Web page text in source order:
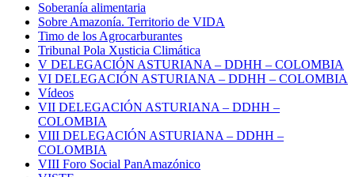
Soberanía alimentaria
Sobre Amazonía. Territorio de VIDA
Timo de los Agrocarburantes
Tribunal Pola Xusticia Climática
V DELEGACIÓN ASTURIANA – DDHH – COLOMBIA
VI DELEGACIÓN ASTURIANA – DDHH – COLOMBIA
Vídeos
VII DELEGACIÓN ASTURIANA – DDHH –
COLOMBIA
VIII DELEGACIÓN ASTURIANA – DDHH –
COLOMBIA
VIII Foro Social PanAmazónico